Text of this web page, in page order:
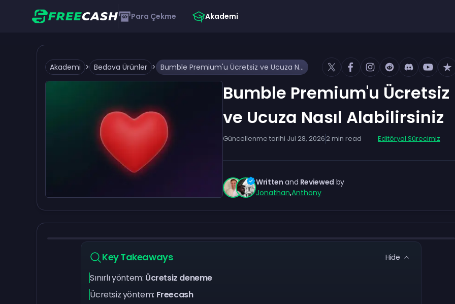
Para Çekme Akademi
Akademi > Bedava Ürünler > Bumble Premium'u Ücretsiz ve Ucuza Nasıl Alabilirsiniz
Bumble Premium'u Ücretsiz
ve Ucuza Nasıl Alabilirsiniz
Güncellenme tarihi Jul 28, 20262min read Editöryal Sürecimiz
Written and Reviewed by
Jonathan,Anthony
Key Takeaways Hide
Sınırlı yöntem: Ücretsiz deneme
Ücretsiz yöntem: Freecash